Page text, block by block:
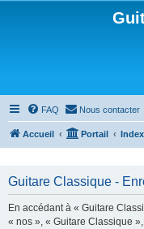
FAQ Nous contacter
Accueil Portail
Guitare Classique -
En accédant à « Guitare
« nos », « Guitare Classique